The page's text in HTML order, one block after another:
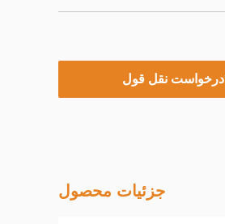
درخواست نقل قول
جزئیات محصول